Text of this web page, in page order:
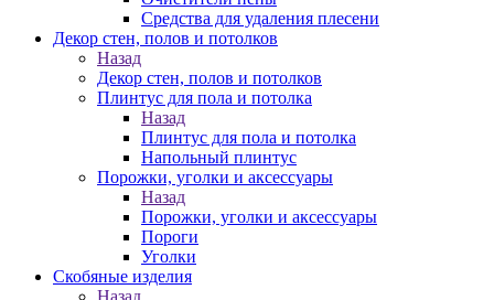
Средства для удаления плесени
Декор стен, полов и потолков
Назад
Декор стен, полов и потолков
Плинтус для пола и потолка
Назад
Плинтус для пола и потолка
Напольный плинтус
Порожки, уголки и аксессуары
Назад
Порожки, уголки и аксессуары
Пороги
Уголки
Скобяные изделия
Назад